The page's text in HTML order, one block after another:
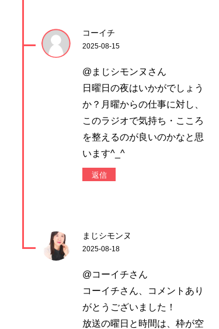
コーイチ
2025-08-15
@まじシモンヌさん
日曜日の夜はいかがでしょう
か？月曜からの仕事に対し、
このラジオで気持ち・こころ
を整えるのが良いのかなと思
います^_^
返信
まじシモンヌ
2025-08-18
@コーイチさん
コーイチさん、コメントあり
がとうございました！
放送の曜日と時間は、枠が空